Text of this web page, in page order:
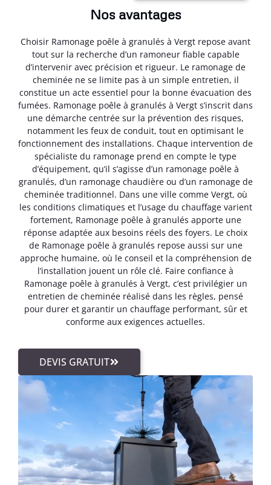
Nos avantages
Choisir Ramonage poêle à granulés à Vergt repose avant
tout sur la recherche d’un ramoneur fiable capable
d’intervenir avec précision et rigueur. Le ramonage de
cheminée ne se limite pas à un simple entretien, il
constitue un acte essentiel pour la bonne évacuation des
fumées. Ramonage poêle à granulés à Vergt s’inscrit dans
une démarche centrée sur la prévention des risques,
notamment les feux de conduit, tout en optimisant le
fonctionnement des installations. Chaque intervention de
spécialiste du ramonage prend en compte le type
d’équipement, qu’il s’agisse d’un ramonage poêle à
granulés, d’un ramonage chaudière ou d’un ramonage de
cheminée traditionnel. Dans une ville comme Vergt, où
les conditions climatiques et l’usage du chauffage varient
fortement, Ramonage poêle à granulés apporte une
réponse adaptée aux besoins réels des foyers. Le choix
de Ramonage poêle à granulés repose aussi sur une
approche humaine, où le conseil et la compréhension de
l’installation jouent un rôle clé. Faire confiance à
Ramonage poêle à granulés à Vergt, c’est privilégier un
entretien de cheminée réalisé dans les règles, pensé
pour durer et garantir un chauffage performant, sûr et
conforme aux exigences actuelles.
DEVIS GRATUIT